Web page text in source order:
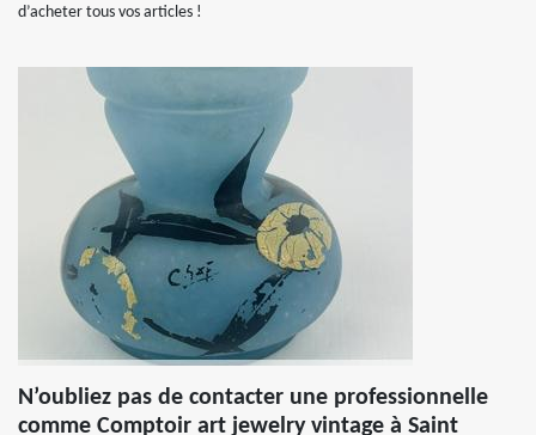
d’acheter tous vos articles !
N’oubliez pas de contacter une professionnelle
comme Comptoir art jewelry vintage à Saint